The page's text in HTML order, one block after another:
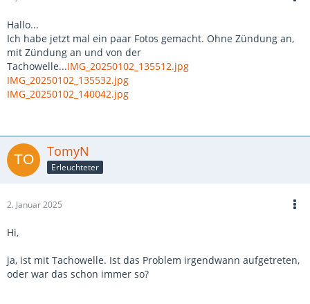
Hallo...
Ich habe jetzt mal ein paar Fotos gemacht. Ohne Zündung an,
mit Zündung an und von der
Tachowelle...IMG_20250102_135512.jpg
IMG_20250102_135532.jpg
IMG_20250102_140042.jpg
TomyN
Erleuchteter
2. Januar 2025
Hi,
ja, ist mit Tachowelle. Ist das Problem irgendwann aufgetreten,
oder war das schon immer so?